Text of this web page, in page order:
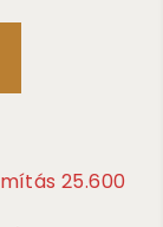
25.600